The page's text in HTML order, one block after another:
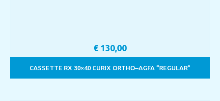
CASSETTE RX 30×40 CURIX ORTHO–AGFA “REGULAR”
€ 130,00